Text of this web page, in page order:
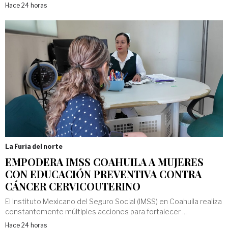
Hace 24 horas
La Furia del norte
EMPODERA IMSS COAHUILA A MUJERES
CON EDUCACIÓN PREVENTIVA CONTRA
CÁNCER CERVICOUTERINO
El Instituto Mexicano del Seguro Social (IMSS) en Coahuila realiza
constantemente múltiples acciones para fortalecer ...
Hace 24 horas